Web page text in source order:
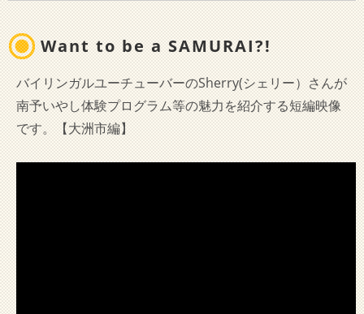
Want to be a SAMURAI?!
バイリンガルユーチューバーのSherry(シェリー）さんが
南予いやし体験プログラム等の魅力を紹介する短編映像
です。【大洲市編】